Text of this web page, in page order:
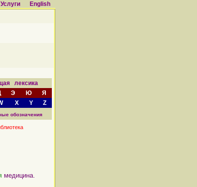
Услуги English
лексика
Э Ю
Я
X Y Z
обозначения
медицина.